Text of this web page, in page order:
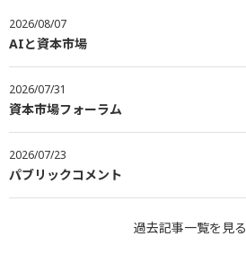
2026/08/07
AIと資本市場
2026/07/31
資本市場フォーラム
2026/07/23
パブリックコメント
過去記事一覧を見る